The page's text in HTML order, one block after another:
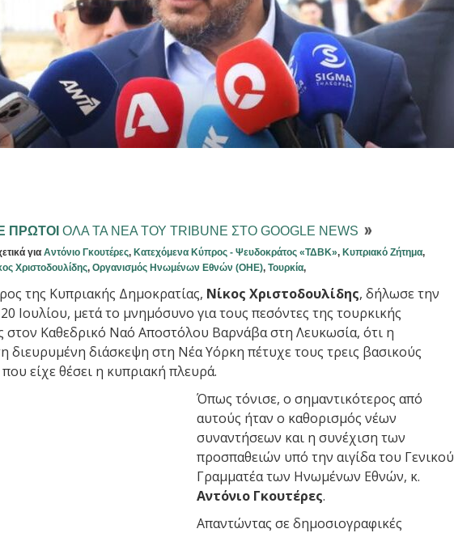
ΠΡΩΤΟΙ ΟΛΑ ΤΑ ΝΕΑ ΤΟΥ TRIBUNE ΣΤΟ GOOGLE NEWS
για Αντόνιο Γκουτέρες, Κατεχόμενα Κύπρος - Ψευδοκράτος «ΤΔΒΚ», Κυπριακό Ζήτημα,
Χριστοδουλίδης, Οργανισμός Ηνωμένων Εθνών (ΟΗΕ), Τουρκία,
της Κυπριακής Δημοκρατίας, Νίκος Χριστοδουλίδης, δήλωσε την
Ιουλίου, μετά το μνημόσυνο για τους πεσόντες της τουρκικής
στον Καθεδρικό Ναό Αποστόλου Βαρνάβα στη Λευκωσία, ότι η
διευρυμένη διάσκεψη στη Νέα Υόρκη πέτυχε τους τρεις βασικούς
είχε θέσει η κυπριακή πλευρά.
Όπως τόνισε, ο σημαντικότερος από
αυτούς ήταν ο καθορισμός νέων
συναντήσεων και η συνέχιση των
προσπαθειών υπό την αιγίδα του Γενικού
Γραμματέα των Ηνωμένων Εθνών, κ.
Αντόνιο Γκουτέρες.
Απαντώντας σε δημοσιογραφικές